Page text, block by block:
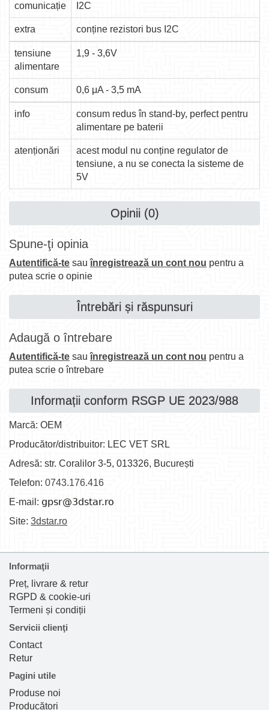
comunicație I2C
extra conține rezistori bus I2C
tensiune
alimentare
1,9 - 3,6V
consum 0,6 μA - 3,5 mA
info
consum redus în stand-by, perfect pentru
alimentare pe baterii
atenționări
acest modul nu conține regulator de
tensiune, a nu se conecta la sisteme de
5V
Opinii (0)
Spune-ţi opinia
Autentifică-te sauînregistrează un cont nou pentru a
putea scrie o opinie
Întrebări și răspunsuri
Adaugă o întrebare
Autentifică-te sauînregistrează un cont nou pentru a
putea scrie o întrebare
Informații conform RSGP UE 2023/988
Marcă: OEM
Producător/distribuitor: LEC VET SRL
Adresă: str. Coralilor 3-5, 013326, București
Telefon: 0743.176.416
E-mail:
Site: 3dstar.ro
Informaţii
Preț, livrare & retur
RGPD & cookie-uri
Termeni și condiții
Servicii clienţi
Contact
Retur
Pagini utile
Produse noi
Producători